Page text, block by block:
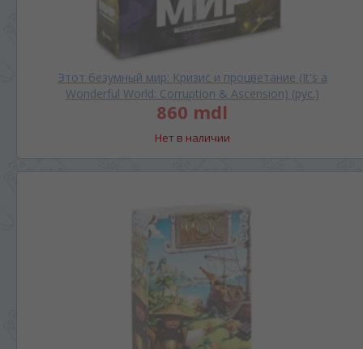
Этот безумный мир: Кризис и процветание (It's a
Wonderful World: Corruption & Ascension) (рус.)
860 mdl
Нет в наличии